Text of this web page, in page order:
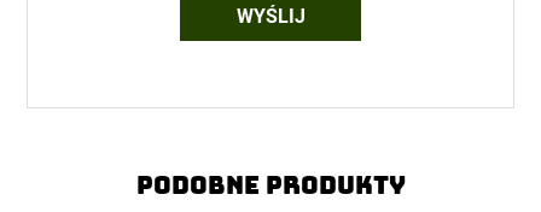
Podobne produkty